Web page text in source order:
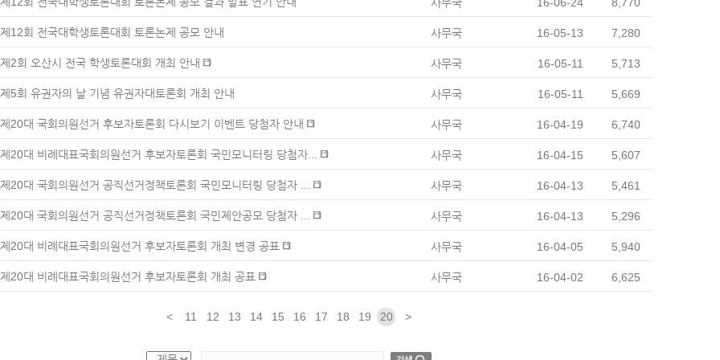
제12회 전국대학생토론대회 토론논제 공모 안내 사무국 16-05-13 7,280
제2회 오산시 전국 학생토론대회 개최 안내 사무국 16-05-11 5,713
제5회 유권자의 날 기념 유권자대토론회 개최 안내 사무국 16-05-11 5,669
제20대 국회의원선거 후보자토론회 다시보기 이벤트 당첨자 안내 사무국 16-04-19 6,740
제20대 비례대표국회의원선거 후보자토론회 국민모니터링 당첨자... 사무국 16-04-15 5,607
제20대 국회의원선거 공직선거정책토론회 국민모니터링 당첨자 ... 사무국 16-04-13 5,461
제20대 국회의원선거 공직선거정책토론회 국민제안공모 당첨자 ... 사무국 16-04-13 5,296
제20대 비례대표국회의원선거 후보자토론회 개최 변경 공표 사무국 16-04-05 5,940
제20대 비례대표국회의원선거 후보자토론회 개최 공표 사무국 16-04-02 6,625
< 11 12 13 14 15 16 17 18 19 20 >